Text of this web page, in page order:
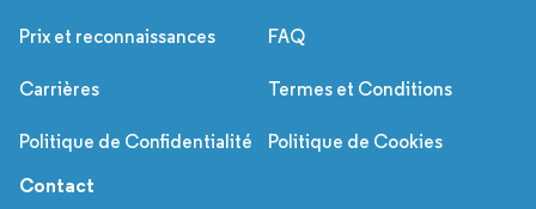
Prix et reconnaissances FAQ
Carrières Termes et Conditions
Politique de Confidentialité Politique de Cookies
Contact